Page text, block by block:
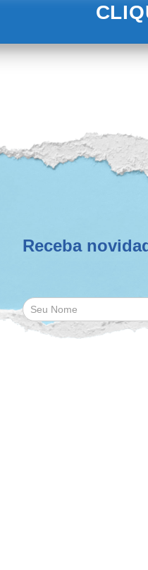
Receba